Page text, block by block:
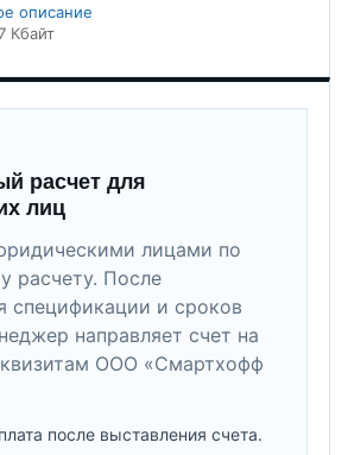
описание
Кбайт
расчет для
лиц
лицами по
расчету. После
спецификации и сроков
направляет счет на
ООО «Смартхофф
после выставления счета.